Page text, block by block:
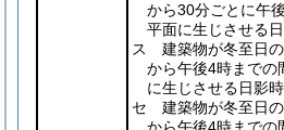
から30分ごとに午
平面に生じさせる
ス 建築物が冬至日
から午後4時までの
に生じさせる日影
セ 建築物が冬至日